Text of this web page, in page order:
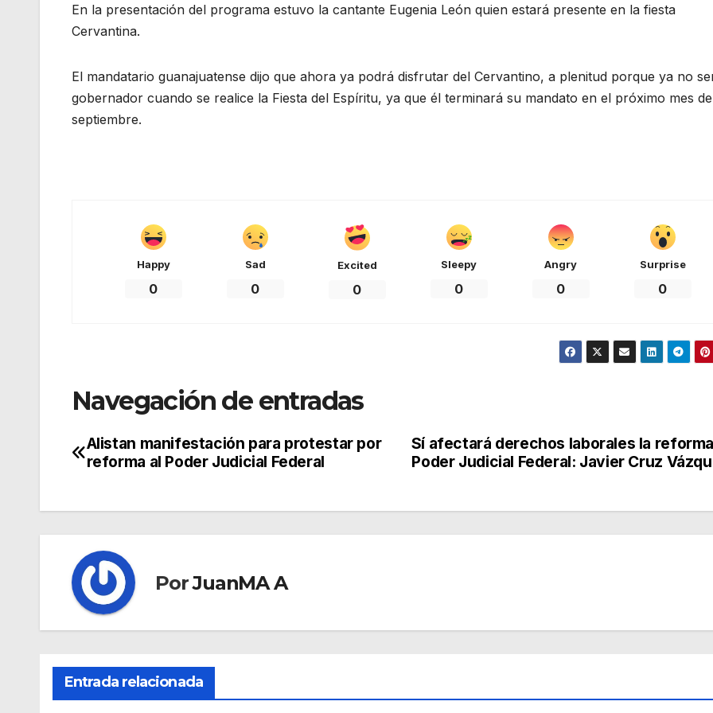
En la presentación del programa estuvo la cantante Eugenia León quien estará presente en la fiesta
Cervantina.
El mandatario guanajuatense dijo que ahora ya podrá disfrutar del Cervantino, a plenitud porque ya no
gobernador cuando se realice la Fiesta del Espíritu, ya que él terminará su mandato en el próximo mes de
septiembre.
Happy
0
Sad
0
Excited
0
Sleepy
0
Angry
0
Surprise
0
Navegación de entradas
Sí afectará derechos laborales la
Poder Judicial Federal: Javier Cruz
Alistan manifestación para protestar por
reforma al Poder Judicial Federal
PorJuanMA A
Entrada relacionada